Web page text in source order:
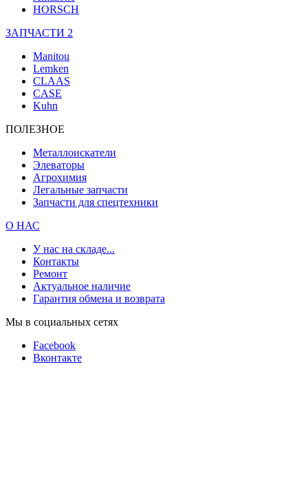
HORSCH
ЗАПЧАСТИ 2
Manitou
Lemken
CLAAS
CASE
Kuhn
ПОЛЕЗНОЕ
Металлоискатели
Элеваторы
Агрохимия
Легальные запчасти
Запчасти для спецтехники
О НАС
У нас на складе...
Контакты
Ремонт
Актуальное наличие
Гарантия обмена и возврата
Мы в социальных сетях
Facebook
Вконтакте